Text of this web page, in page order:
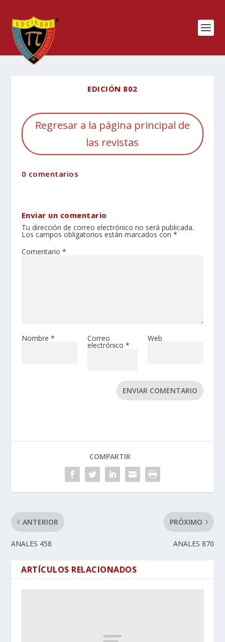
EDICIÓN 802
Regresar a la página principal de
las revistas
0 comentarios
Enviar un comentario
Tu dirección de correo electrónico no será publicada.
Los campos obligatorios están marcados con *
Comentario *
Nombre * Correo
electrónico *
Web
ENVIAR COMENTARIO
COMPARTIR
ANTERIOR
ANALES 458
PRÓXIMO
ANALES 870
ARTÍCULOS RELACIONADOS